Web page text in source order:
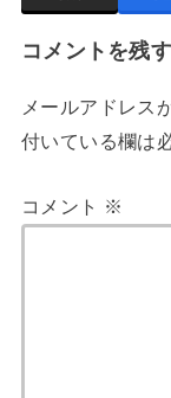
コメントを残す
メールアドレス
付いている欄は
コメント ※